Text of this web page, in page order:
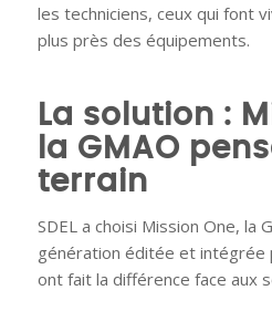
les techniciens, ceux qui font
plus près des équipements.
La solution :
la GMAO
terrain
SDEL a choisi Mission One, la
génération éditée et intégrée
ont fait la différence face aux